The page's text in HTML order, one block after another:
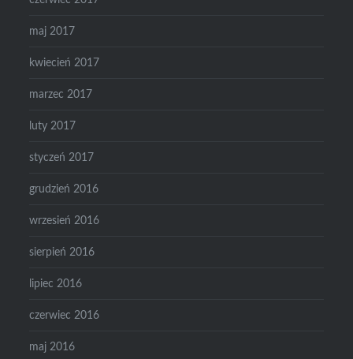
maj 2017
kwiecień 2017
marzec 2017
luty 2017
styczeń 2017
grudzień 2016
wrzesień 2016
sierpień 2016
lipiec 2016
czerwiec 2016
maj 2016